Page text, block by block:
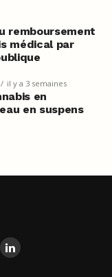
remboursement
médical par
il y a 3 semaines
en
en suspens